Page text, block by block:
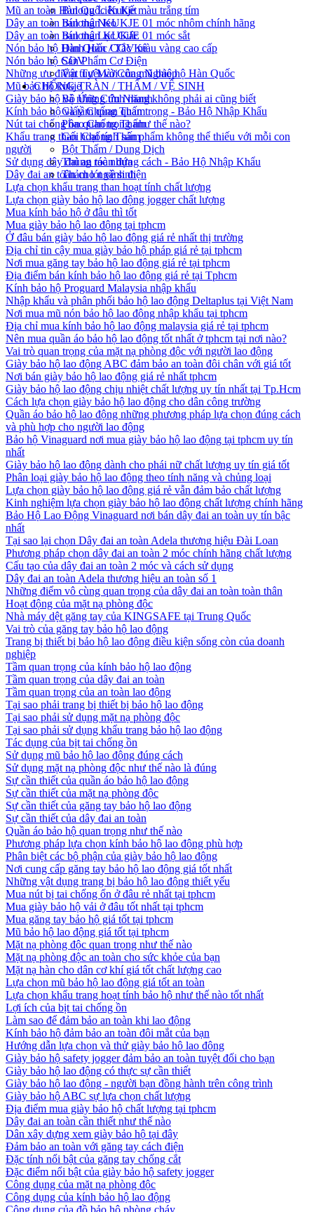
Bulong Liên Kết
Bulong Neo
Bulong Lục Giác
Đinh Hàn / Tắc Kê
Sản Phẩm Cơ Điện
Vật Tư Mài Công Nghiệp
CHỐNG TRÀN / THẤM / VỆ SINH
Bộ Ứng Cứu Nhanh
Giấy Chống Thấm
Phao Chống Thấm
Gối Chống Thấm
Bột Thấm / Dung Dịch
Thùng rác nhựa
Thảm lót vệ sinh
Mũ an toàn Hàn Quốc Kukje màu trắng tím
Dây an toàn bán thân KUKJE 01 móc nhôm chính hãng
Dây an toàn bán thân KUKJE 01 móc sắt
Nón bảo hộ Hàn Quốc COV màu vàng cao cấp
Nón bảo hộ COV
Những ưu điểm tuyệt vời của mũ bảo hộ Hàn Quốc
Mũ bảo hộ kukje
Giày bảo hộ và những tính năng không phải ai cũng biết
Kính bảo hộ và tầm quan quan trọng - Bảo Hộ Nhập Khẩu
Nút tai chống ồn quan trọng như thế nào?
Khẩu trang than hoạt tính sản phẩm không thể thiếu với mỗi con
người
Sử dụng dây đai an toàn đúng cách - Bảo Hộ Nhập Khẩu
Dây đai an toàn cho ngành điện
Lựa chọn khẩu trang than hoạt tính chất lượng
Lựa chọn giày bảo hộ lao động jogger chất lượng
Mua kính bảo hộ ở đâu thì tốt
Mua giày bảo hộ lao động tại tphcm
Ở đâu bán giày bảo hộ lao động giá rẻ nhất thị trường
Địa chỉ tin cậy mua giày bảo hộ pháp giá rẻ tại tphcm
Nơi mua găng tay bảo hộ lao động giá rẻ tại tphcm
Địa điểm bán kính bảo hộ lao động giá rẻ tại Tphcm
Kính bảo hộ Proguard Malaysia nhập khẩu
Nhập khẩu và phân phối bảo hộ lao động Deltaplus tại Việt Nam
Nơi mua mũ nón bảo hộ lao động nhập khẩu tại tphcm
Địa chỉ mua kính bảo hộ lao động malaysia giá rẻ tại tphcm
Nên mua quần áo bảo hộ lao động tốt nhất ở tphcm tại nơi nào?
Vai trò quan trọng của mặt nạ phòng độc với người lao động
Giày bảo hộ lao động ABC đảm bảo an toàn đôi chân với giá tốt
Nơi bán giày bảo hộ lao động giá rẻ nhất tphcm
Giày bảo hộ lao động chịu nhiệt chất lượng uy tín nhất tại Tp.Hcm
Cách lựa chọn giày bảo hộ lao động cho dân công trường
Quần áo bảo hộ lao động những phương pháp lựa chọn đúng cách
và phù hợp cho người lao động
Bảo hộ Vinaguard nơi mua giày bảo hộ lao động tại tphcm uy tín
nhất
Giày bảo hộ lao động dành cho phái nữ chất lượng uy tín giá tốt
Phân loại giày bảo hộ lao động theo tính năng và chủng loại
Lựa chọn giày bảo hộ lao động giá rẻ vẫn đảm bảo chất lượng
Kinh nghiệm lựa chọn giày bảo hộ lao động chất lượng chính hãng
Bảo Hộ Lao Động Vinaguard nơi bán dây đai an toàn uy tín bậc
nhất
Tại sao lại chọn Dây đai an toàn Adela thương hiệu Đài Loan
Phương pháp chọn dây đai an toàn 2 móc chính hãng chất lượng
Cấu tạo của dây đai an toàn 2 móc và cách sử dụng
Dây đai an toàn Adela thương hiệu an toàn số 1
Những điểm vô cùng quan trọng của dây đai an toàn toàn thân
Hoạt động của mặt nạ phòng độc
Nhà máy dệt găng tay của KINGSAFE tại Trung Quốc
Vai trò của găng tay bảo hộ lao động
Trang bị thiết bị bảo hộ lao động điều kiện sống còn của doanh
nghiệp
Tầm quan trọng của kính bảo hộ lao động
Tầm quan trọng của dây đai an toàn
Tầm quan trọng của an toàn lao động
Tại sao phải trang bị thiết bị bảo hộ lao động
Tại sao phải sử dụng mặt nạ phòng độc
Tại sao phải sử dụng khẩu trang bảo hộ lao động
Tác dụng của bịt tai chống ồn
Sử dụng mũ bảo hộ lao động đúng cách
Sử dụng mặt nạ phòng độc như thế nào là đúng
Sự cần thiết của quần áo bảo hộ lao động
Sự cần thiết của mặt nạ phòng độc
Sự cần thiết của găng tay bảo hộ lao động
Sự cần thiết của dây đai an toàn
Quần áo bảo hộ quan trọng như thế nào
Phương pháp lựa chọn kính bảo hộ lao động phù hợp
Phân biệt các bộ phận của giày bảo hộ lao động
Nơi cung cấp găng tay bảo hộ lao động giá tốt nhất
Những vật dụng trang bị bảo hộ lao động thiết yếu
Mua nút bị tai chống ổn ở đâu rẻ nhất tại tphcm
Mua giày bảo hộ vải ở đâu tốt nhất tại tphcm
Mua găng tay bảo hộ giá tốt tại tphcm
Mũ bảo hộ lao động giá tốt tại tphcm
Mặt nạ phòng độc quan trọng như thế nào
Mặt nạ phòng độc an toàn cho sức khỏe của bạn
Mặt nạ hàn cho dân cơ khí giá tốt chất lượng cao
Lựa chọn mũ bảo hộ lao động giá tốt an toàn
Lựa chọn khẩu trang hoạt tính bảo hộ như thế nào tốt nhất
Lợi ích của bịt tai chống ồn
Làm sao để đảm bảo an toàn khi lao động
Kính bảo hộ đảm bảo an toàn đôi mắt của bạn
Hướng dẫn lựa chọn và thử giày bảo hộ lao động
Giày bảo hộ safety jogger đảm bảo an toàn tuyệt đối cho bạn
Giày bảo hộ lao động có thực sự cần thiết
Giày bảo hộ lao động - người bạn đồng hành trên công trình
Giày bảo hộ ABC sự lựa chọn chất lượng
Địa điểm mua giày bảo hộ chất lượng tại tphcm
Dây đai an toàn cần thiết như thế nào
Dân xây dựng xem giày bảo hộ tại đây
Đảm bảo an toàn với găng tay cách điện
Đặc tính nổi bật của găng tay chống cắt
Đặc điểm nổi bật của giày bảo hộ safety jogger
Công dụng của mặt nạ phòng độc
Công dụng của kính bảo hộ lao động
Công dụng của đồ bảo hộ phòng cháy